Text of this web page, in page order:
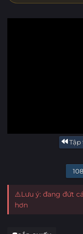
Tập
⚠️Lưu ý: đang đứt
hơn